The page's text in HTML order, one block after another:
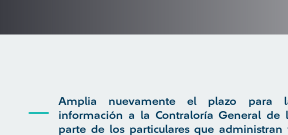
Amplia nuevamente el plazo para
información a la Contraloría General de
parte de los particulares que